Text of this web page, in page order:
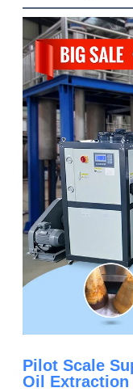
Pilot Scale
Oil Extraction